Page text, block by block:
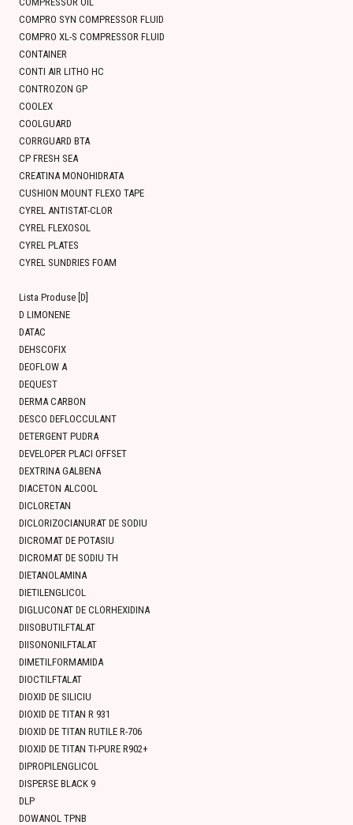
COMPRO SYN COMPRESSOR FLUID
COMPRO XL-S COMPRESSOR FLUID
CONTAINER
CONTI AIR LITHO HC
CONTROZON GP
COOLEX
COOLGUARD
CORRGUARD BTA
CP FRESH SEA
CREATINA MONOHIDRATA
CUSHION MOUNT FLEXO TAPE
CYREL ANTISTAT-CLOR
CYREL FLEXOSOL
CYREL PLATES
CYREL SUNDRIES FOAM
Lista Produse [D]
D LIMONENE
DATAC
DEHSCOFIX
DEOFLOW A
DEQUEST
DERMA CARBON
DESCO DEFLOCCULANT
DETERGENT PUDRA
DEVELOPER PLACI OFFSET
DEXTRINA GALBENA
DIACETON ALCOOL
DICLORETAN
DICLORIZOCIANURAT DE SODIU
DICROMAT DE POTASIU
DICROMAT DE SODIU TH
DIETANOLAMINA
DIETILENGLICOL
DIGLUCONAT DE CLORHEXIDINA
DIISOBUTILFTALAT
DIISONONILFTALAT
DIMETILFORMAMIDA
DIOCTILFTALAT
DIOXID DE SILICIU
DIOXID DE TITAN R 931
DIOXID DE TITAN RUTILE R-706
DIOXID DE TITAN TI-PURE R902+
DIPROPILENGLICOL
DISPERSE BLACK 9
DLP
DOWANOL TPNB